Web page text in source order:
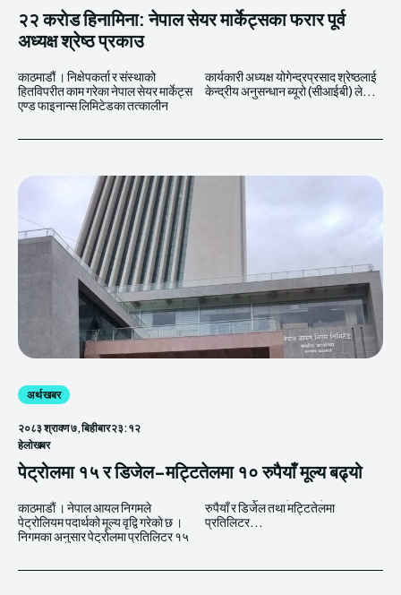
२२ कराेड हिनामिना: नेपाल सेयर मार्केट्सका फरार पूर्व
अध्यक्ष श्रेष्ठ प्रकाउ
काठमाडौं । निक्षेपकर्ता र संस्थाको
हितविपरीत काम गरेका नेपाल सेयर मार्केट्स
एण्ड फाइनान्स लिमिटेडका तत्कालीन
कार्यकारी अध्यक्ष योगेन्द्रप्रसाद श्रेष्ठलाई
केन्द्रीय अनुसन्धान ब्यूरो (सीआईबी) ले...
अर्थ खबर
२०८३ श्रावण ७, बिहीबार २३:१२
हेलाेखबर
पेट्रोलमा १५ र डिजेल-मट्टितेलमा १० रुपैयाँ मूल्य बढ्यो
काठमाडाैं । नेपाल आयल निगमले
पेट्रोलियम पदार्थको मूल्य वृद्वि गरेकाे छ ।
निगमका अनुसार पेट्रोलमा प्रतिलिटर १५
रुपैयाँ र डिजेल तथा मट्टितेलमा
प्रतिलिटर...